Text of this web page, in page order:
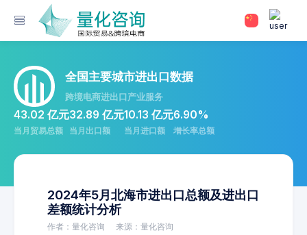
全国主要城市进出口数据
跨境电商进出口产业服务
43.02 亿元
当月贸易总额
32.89 亿元
当月出口额
10.13 亿元
当月进口额
6.90%
增长率总额
2024年5月北海市进出口总额及进出口
差额统计分析
作者：量化咨询 来源：量化咨询